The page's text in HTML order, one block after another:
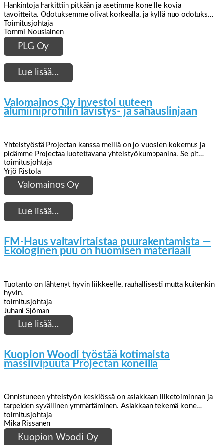
Hankintoja harkittiin pitkään ja asetimme koneille kovia
tavoitteita. Odotuksemme olivat korkealla, ja kyllä nuo odotuks…
Toimitusjohtaja
Tommi Nousiainen
PLG Oy
Lue lisää…
Valomainos Oy investoi uuteen
alumiiniprofiilin lävistys- ja sahauslinjaan
Yhteistyöstä Projectan kanssa meillä on jo vuosien kokemus ja
pidämme Projectaa luotettavana yhteistyökumppanina. Se pit…
toimitusjohtaja
Yrjö Ristola
Valomainos Oy
Lue lisää…
FM-Haus valtavirtaistaa puurakentamista —
Ekologinen puu on huomisen materiaali
Tuotanto on lähtenyt hyvin liikkeelle, rauhallisesti mutta kuitenkin
hyvin.
toimitusjohtaja
Juhani Sjöman
Lue lisää…
Kuopion Woodi työstää kotimaista
massiivipuuta Projectan koneilla
Onnistuneen yhteistyön keskiössä on asiakkaan liiketoiminnan ja
tarpeiden syvällinen ymmärtäminen. Asiakkaan tekemä kone…
toimitusjohtaja
Mika Rissanen
Kuopion Woodi Oy